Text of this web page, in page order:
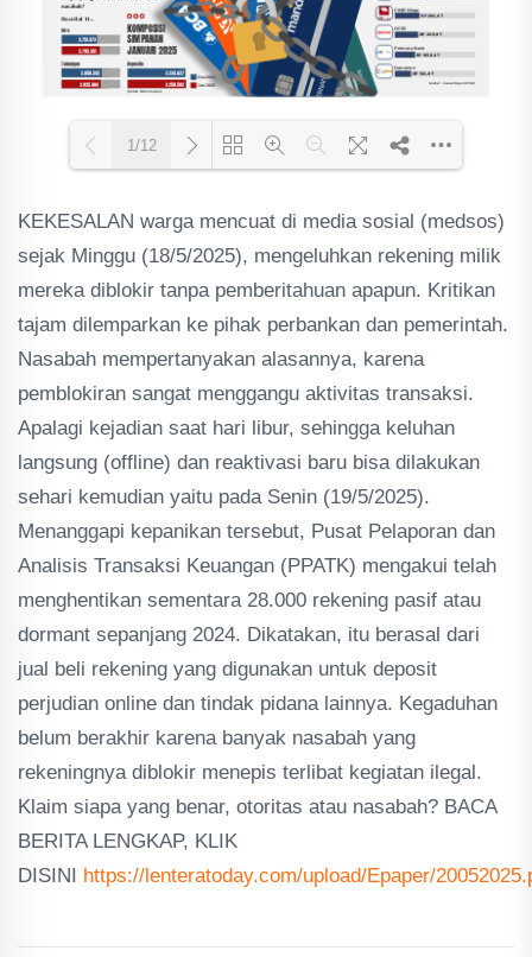
Loading PDF 75% ...
1/12
KEKESALAN warga mencuat di media sosial (medsos)
sejak Minggu (18/5/2025), mengeluhkan rekening milik
mereka diblokir tanpa pemberitahuan apapun. Kritikan
tajam dilemparkan ke pihak perbankan dan pemerintah.
Nasabah mempertanyakan alasannya, karena
pemblokiran sangat menggangu aktivitas transaksi.
Apalagi kejadian saat hari libur, sehingga keluhan
langsung (offline) dan reaktivasi baru bisa dilakukan
sehari kemudian yaitu pada Senin (19/5/2025).
Menanggapi kepanikan tersebut, Pusat Pelaporan dan
Analisis Transaksi Keuangan (PPATK) mengakui telah
menghentikan sementara 28.000 rekening pasif atau
dormant sepanjang 2024. Dikatakan, itu berasal dari
jual beli rekening yang digunakan untuk deposit
perjudian online dan tindak pidana lainnya. Kegaduhan
belum berakhir karena banyak nasabah yang
rekeningnya diblokir menepis terlibat kegiatan ilegal.
Klaim siapa yang benar, otoritas atau nasabah? BACA
BERITA LENGKAP, KLIK
DISINI https://lenteratoday.com/upload/Epaper/